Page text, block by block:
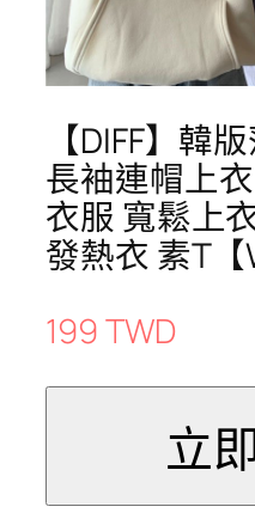
【DIFF】韓
長袖連帽上
衣服 寬鬆上
發熱衣 素T【
199 TWD